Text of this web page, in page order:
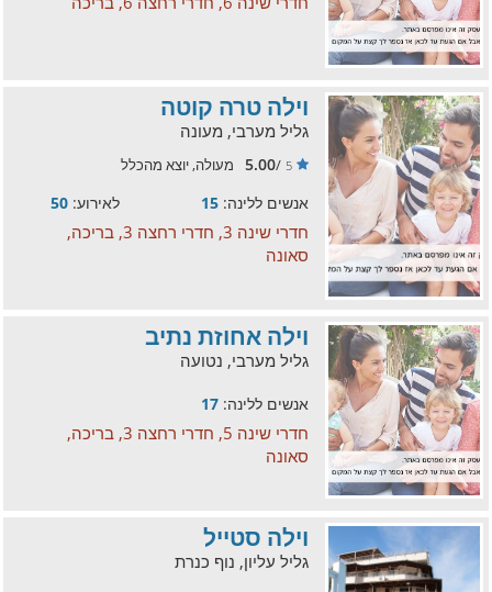
וילה טרה קוטה
גליל מערבי, מעונה
5
/
5.00 מעולה, יוצא מהכלל
אנשים ללינה: 15 לאירוע: 50
חדרי שינה 3, חדרי רחצה 3, בריכה,
סאונה
וילה אחוזת נתיב
גליל מערבי, נטועה
אנשים ללינה: 17
חדרי שינה 5, חדרי רחצה 3, בריכה,
סאונה
וילה סטייל
גליל עליון, נוף כנרת